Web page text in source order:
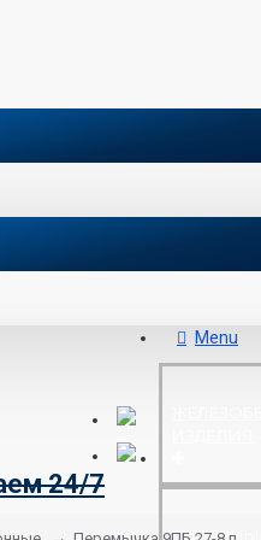
24/7
Menu
БИТУМНЫЕ